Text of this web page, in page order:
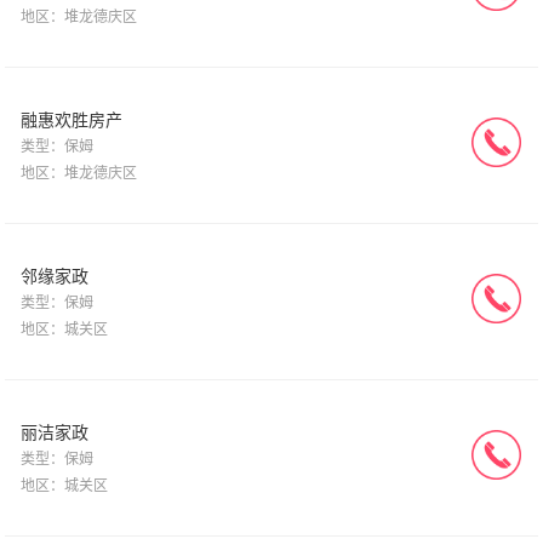
地区：堆龙德庆区
融惠欢胜房产
类型：保姆
地区：堆龙德庆区
邻缘家政
类型：保姆
地区：城关区
丽洁家政
类型：保姆
地区：城关区